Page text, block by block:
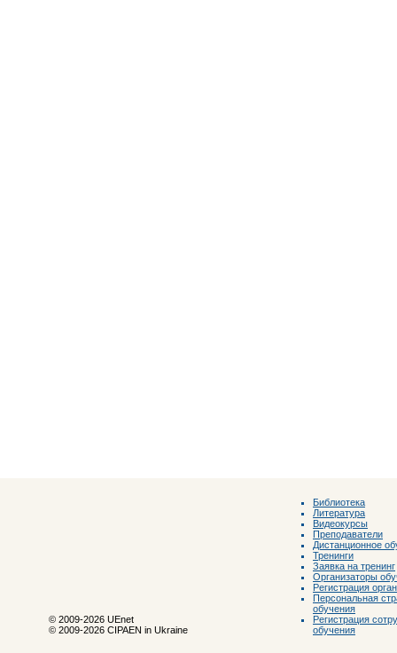
© 2009-2026 UEnet
© 2009-2026 CIPAEN in Ukraine
Библиотека
Литература
Видеокурсы
Преподаватели
Дистанционное
Тренинги
Заявка на тренинг
Организаторы
Регистрация
Персональная
обучения
Регистрация
обучения